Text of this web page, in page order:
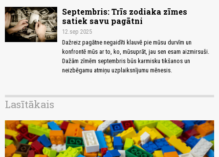
Septembris: Trīs zodiaka zīmes
satiek savu pagātni
12.sep 2025
Dažreiz pagātne negaidīti klauvē pie mūsu durvīm un
konfrontē mūs ar to, ko, mūsuprāt, jau sen esam aizmirsuši.
Dažām zīmēm septembris būs karmisku tikšanos un
neizbēgamu atmiņu uzplaiksnījumu mēnesis.
Lasītākais